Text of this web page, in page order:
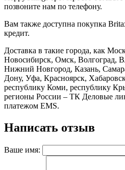
позвоните нам по телефону.
Вам также доступна покупка
кредит.
Доставка в такие города, как
Новосибирск, Омск, Волгоград,
Нижний Новгород, Казань,
Дону, Уфа, Красноярск,
республику Коми, республику
регионы России – ТК Деловые
платежом EMS.
Написать отзыв
Ваше имя: